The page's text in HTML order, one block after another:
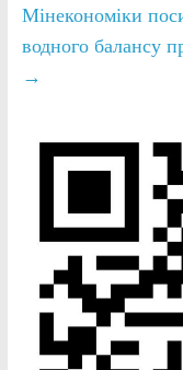
Мінекономіки
водного балансу
→